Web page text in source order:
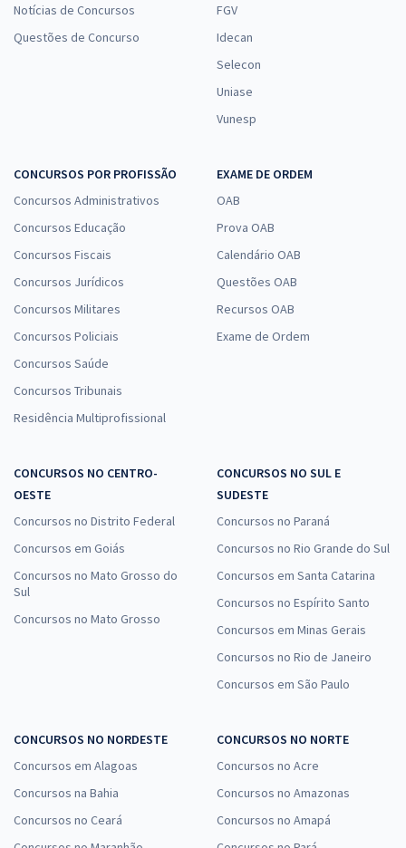
Notícias de Concursos
Questões de Concurso
FGV
Idecan
Selecon
Uniase
Vunesp
CONCURSOS POR PROFISSÃO
Concursos Administrativos
Concursos Educação
Concursos Fiscais
Concursos Jurídicos
Concursos Militares
Concursos Policiais
Concursos Saúde
Concursos Tribunais
Residência Multiprofissional
EXAME DE ORDEM
OAB
Prova OAB
Calendário OAB
Questões OAB
Recursos OAB
Exame de Ordem
CONCURSOS NO CENTRO-
OESTE
Concursos no Distrito Federal
Concursos em Goiás
Concursos no Mato Grosso do
Sul
Concursos no Mato Grosso
CONCURSOS NO SUL E
SUDESTE
Concursos no Paraná
Concursos no Rio Grande do Sul
Concursos em Santa Catarina
Concursos no Espírito Santo
Concursos em Minas Gerais
Concursos no Rio de Janeiro
Concursos em São Paulo
CONCURSOS NO NORDESTE
Concursos em Alagoas
Concursos na Bahia
Concursos no Ceará
CONCURSOS NO NORTE
Concursos no Acre
Concursos no Amazonas
Concursos no Amapá